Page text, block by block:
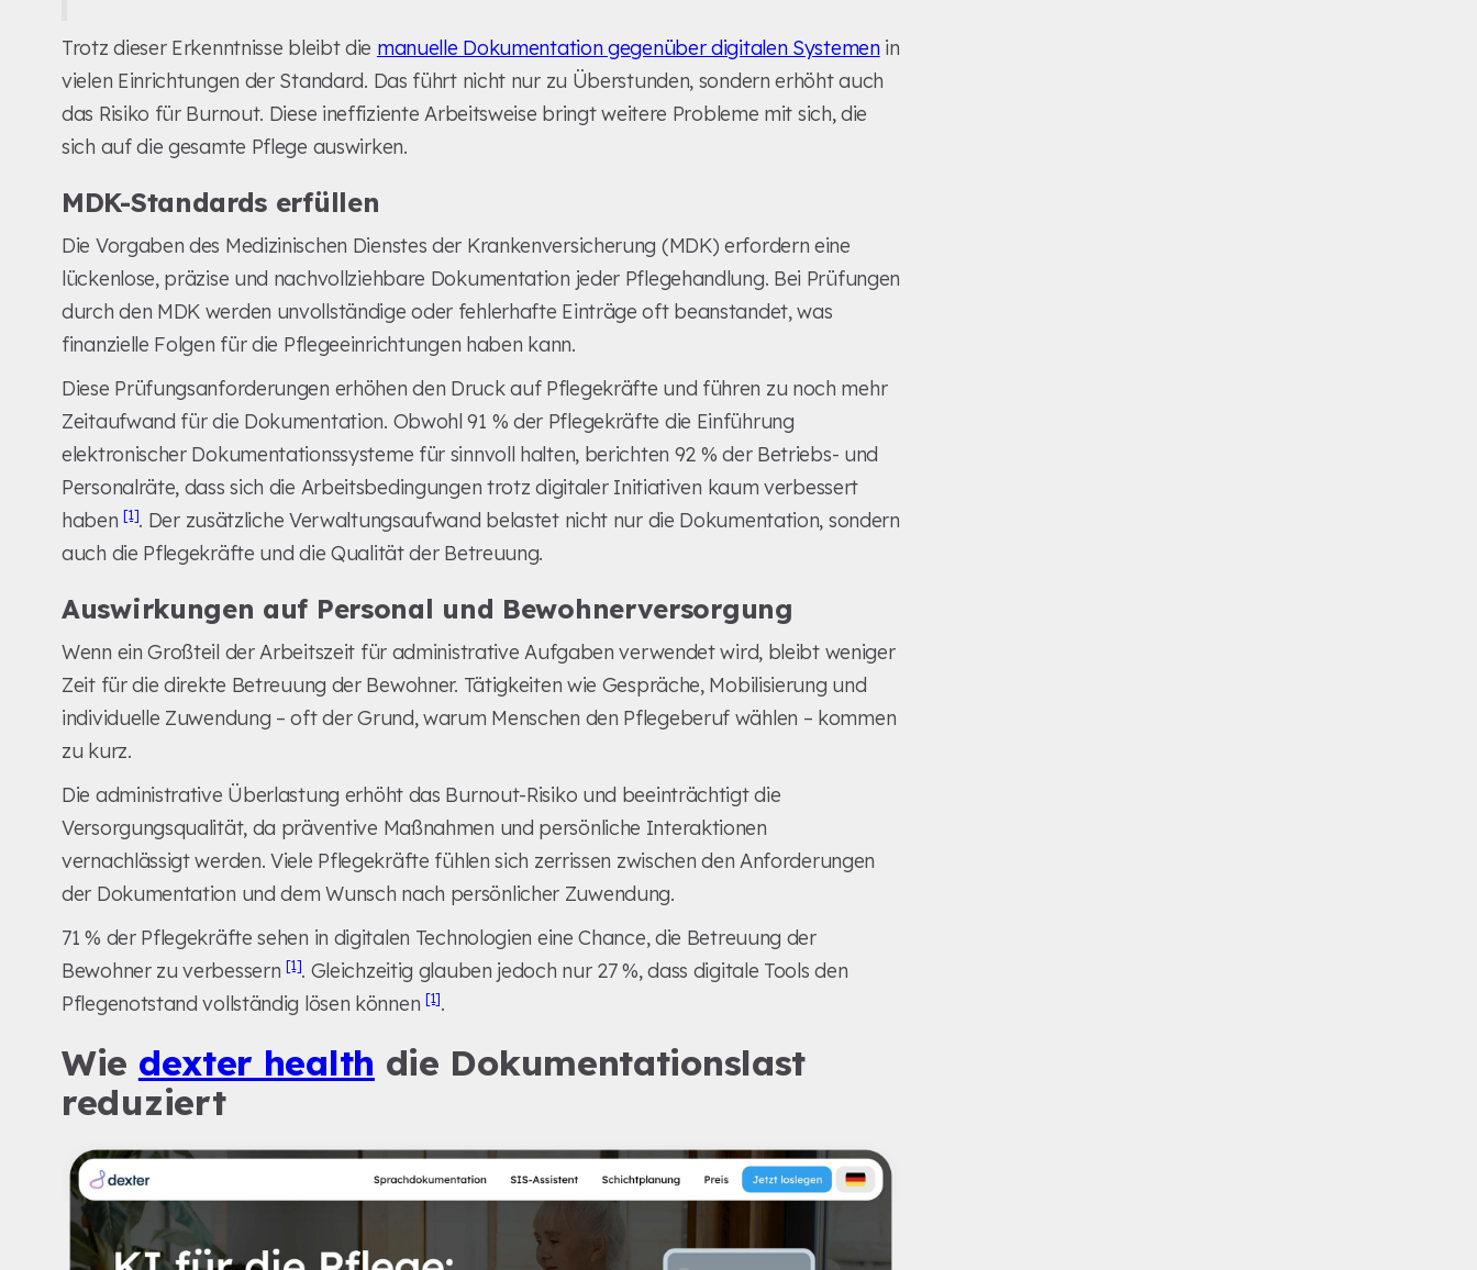
Trotz dieser Erkenntnisse bleibt die manuelle Dokumentation gegenüber digitalen Systemen in
vielen Einrichtungen der Standard. Das führt nicht nur zu Überstunden, sondern erhöht auch
das Risiko für Burnout. Diese ineffiziente Arbeitsweise bringt weitere Probleme mit sich, die
sich auf die gesamte Pflege auswirken.
MDK-Standards erfüllen
Die Vorgaben des Medizinischen Dienstes der Krankenversicherung (MDK) erfordern eine
lückenlose, präzise und nachvollziehbare Dokumentation jeder Pflegehandlung. Bei Prüfungen
durch den MDK werden unvollständige oder fehlerhafte Einträge oft beanstandet, was
finanzielle Folgen für die Pflegeeinrichtungen haben kann.
Diese Prüfungsanforderungen erhöhen den Druck auf Pflegekräfte und führen zu noch mehr
Zeitaufwand für die Dokumentation. Obwohl 91 % der Pflegekräfte die Einführung
elektronischer Dokumentationssysteme für sinnvoll halten, berichten 92 % der Betriebs- und
Personalräte, dass sich die Arbeitsbedingungen trotz digitaler Initiativen kaum verbessert
haben[1]. Der zusätzliche Verwaltungsaufwand belastet nicht nur die Dokumentation, sondern
auch die Pflegekräfte und die Qualität der Betreuung.
Auswirkungen auf Personal und Bewohnerversorgung
Wenn ein Großteil der Arbeitszeit für administrative Aufgaben verwendet wird, bleibt weniger
Zeit für die direkte Betreuung der Bewohner. Tätigkeiten wie Gespräche, Mobilisierung und
individuelle Zuwendung – oft der Grund, warum Menschen den Pflegeberuf wählen – kommen
zu kurz.
Die administrative Überlastung erhöht das Burnout-Risiko und beeinträchtigt die
Versorgungsqualität, da präventive Maßnahmen und persönliche Interaktionen
vernachlässigt werden. Viele Pflegekräfte fühlen sich zerrissen zwischen den Anforderungen
der Dokumentation und dem Wunsch nach persönlicher Zuwendung.
71 % der Pflegekräfte sehen in digitalen Technologien eine Chance, die Betreuung der
Bewohner zu verbessern[1]. Gleichzeitig glauben jedoch nur 27 %, dass digitale Tools den
Pflegenotstand vollständig lösen können[1].
Wie dexter health die Dokumentationslast
reduziert